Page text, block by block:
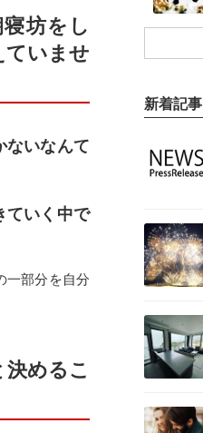
坊をし
ていませ
ないなんて
ていく中で
一部分を自分
めるこ
新着記事